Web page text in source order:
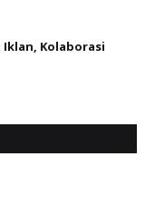
Kolaborasi